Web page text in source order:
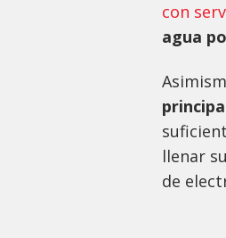
con
agua
llenar
de